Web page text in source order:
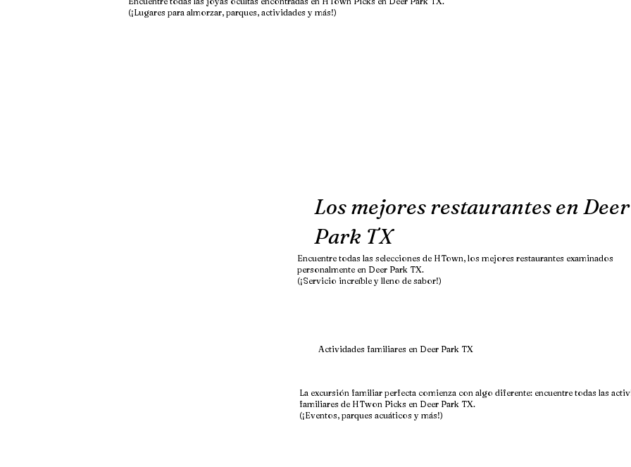
(¡Lugares para almorzar, parques, actividades y más!)
Los mejores restaurantes en Deer
Park TX
Encuentre todas las selecciones de HTown, los mejores restaurantes examinados
personalmente en Deer Park TX.
(¡Servicio increíble y lleno de sabor!)
Actividades familiares en Deer Park TX
La excursión familiar perfecta comienza con algo diferente: encuentre todas las
familiares de HTwon Picks en Deer Park TX.
(¡Eventos, parques acuáticos y más!)